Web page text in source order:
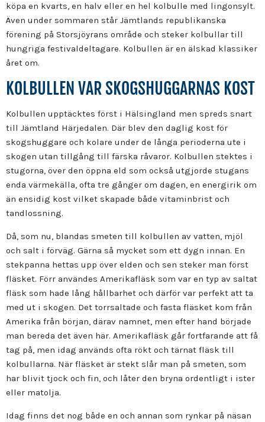
köpa en kvarts, en halv eller en hel kolbulle med lingonsylt.
Även under sommaren står Jämtlands republikanska
förening på Storsjöyrans område och steker kolbullar till
hungriga festivaldeltagare. Kolbullen är en älskad klassiker
året om.
KOLBULLEN VAR SKOGSHUGGARNAS KOST
Kolbullen upptäcktes först i Hälsingland men spreds snart
till Jämtland Härjedalen. Där blev den daglig kost för
skogshuggare och kolare under de långa perioderna ute i
skogen utan tillgång till färska råvaror. Kolbullen stektes i
stugorna, över den öppna eld som också utgjorde stugans
enda värmekälla, ofta tre gånger om dagen, en energirik om
än ensidig kost vilket skapade både vitaminbrist och
tandlossning.
Då, som nu, blandas smeten till kolbullen av vatten, mjöl
och salt i förväg. Gärna så mycket som ett dygn innan. En
stekpanna hettas upp över elden och sen steker man först
fläsket. Förr användes Amerikafläsk som var en typ av saltat
fläsk som hade lång hållbarhet och därför var perfekt att ta
med ut i skogen. Det torrsaltade och fasta fläsket kom från
Amerika från början, därav namnet, men efter hand började
man bereda det även här. Amerikafläsk går fortfarande att få
tag på, men idag används ofta rökt och tärnat fläsk till
kolbullarna. När fläsket är stekt slår man på smeten, som
har blivit tjock och fin, och låter den bryna ordentligt i ister
eller matolja.
Idag finns det nog både en och annan som rynkar på näsan